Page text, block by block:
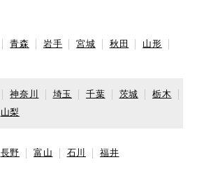
青森 岩手 宮城 秋田
山形
神奈川 埼玉 千葉 茨城
栃木
山梨
長野 富山 石川 福井